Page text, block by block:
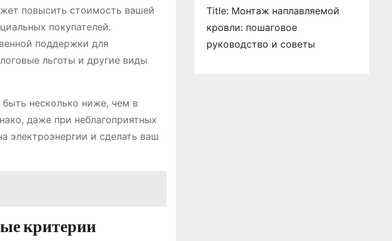
повысить стоимость вашей
покупателей.
поддержки для
льготы и другие виды
несколько ниже, чем в
даже при неблагоприятных
электроэнергии и сделать ваш
критерии
Title: Монтаж наплавляемой
кровли: пошаговое
руководство и советы